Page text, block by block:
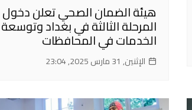
هيئة الضمان الصحي تعلن دخول
المرحلة الثالثة في بغداد وتوسعة
الخدمات في المحافظات
الإثنين, 31 مارس 2025, 23:04